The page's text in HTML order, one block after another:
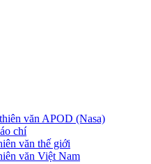
văn APOD (Nasa)
chí
văn thế giới
văn Việt Nam